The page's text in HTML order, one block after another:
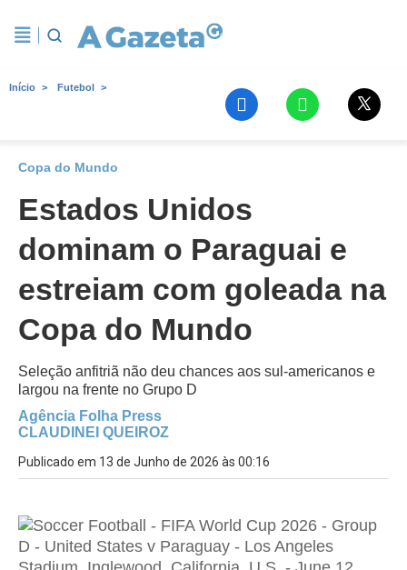
Início Futebol
Copa do Mundo
Estados Unidos
dominam o Paraguai e
estreiam com goleada na
Copa do Mundo
Seleção anfitriã não deu chances aos sul-americanos e
largou na frente no Grupo D
Agência Folha Press
CLAUDINEI QUEIROZ
Publicado em 13 de Junho de 2026 às 00:16